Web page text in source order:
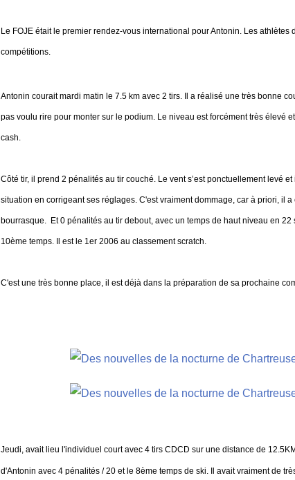
Le FOJE était le premier rendez-vous international pour Antonin. Les athlètes
compétitions.
Antonin courait mardi matin le 7.5 km avec 2 tirs. Il a réalisé une très bonne
pas voulu rire pour monter sur le podium. Le niveau est forcément très élevé
cash.
Côté tir, il prend 2 pénalités au tir couché. Le vent s’est ponctuellement levé
situation en corrigeant ses réglages. C'est vraiment dommage, car à priori, il
bourrasque. Et 0 pénalités au tir debout, avec un temps de haut niveau en 22
10ème temps. Il est le 1er 2006 au classement scratch.
C'est une très bonne place, il est déjà dans la préparation de sa prochaine
Jeudi, avait lieu l'individuel court avec 4 tirs CDCD sur une distance de
d'Antonin avec 4 pénalités / 20 et le 8ème temps de ski. Il avait vraiment de